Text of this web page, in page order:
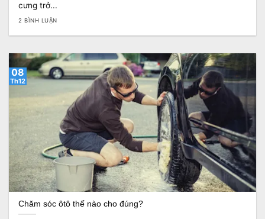
cưng trở...
2 BÌNH LUẬN
Chăm sóc ôtô thế nào cho đúng?
08
Th12